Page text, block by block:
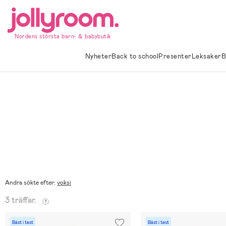
Hoppa
innehållet
Nordens största barn- & babybutik
NyheterBack to schoolPresenterLeksaker
Andra sökte efter: voksi
3 träffar.
Bäst i test Bäst i test